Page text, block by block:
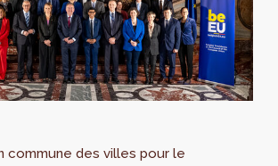
commune des villes pour le